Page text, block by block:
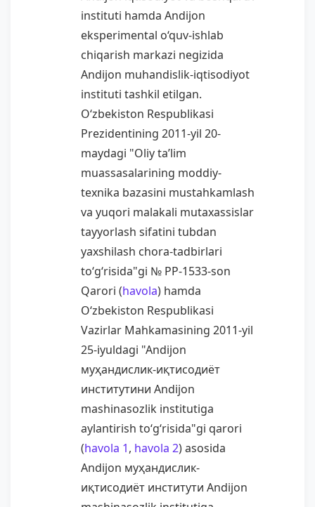
instituti hamda Andijon
eksperimental o‘quv-ishlab
chiqarish markazi negizida
Andijon muhandislik-iqtisodiyot
instituti tashkil etilgan.
O‘zbekiston Respublikasi
Prezidentining 2011-yil 20-
maydagi "Oliy ta’lim
muassasalarining moddiy-
texnika bazasini mustahkamlash
va yuqori malakali mutaxassislar
tayyorlash sifatini tubdan
yaxshilash chora-tadbirlari
to‘g‘risida"gi № PP-1533-son
Qarori (havola) hamda
O‘zbekiston Respublikasi
Vazirlar Mahkamasining 2011-yil
25-iyuldagi "Andijon
муҳандислик-иқтисодиёт
институтини Andijon
mashinasozlik institutiga
aylantirish to‘g‘risida"gi qarori
(havola 1, havola 2) asosida
Andijon муҳандислик-
иқтисодиёт институти Andijon